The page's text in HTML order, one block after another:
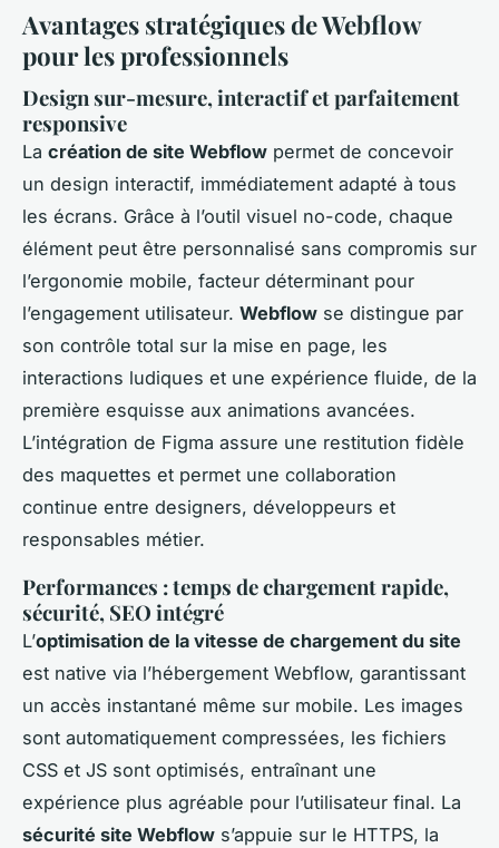
Avantages stratégiques de Webflow
pour les professionnels
Design sur-mesure, interactif et parfaitement
responsive
La création de site Webflow permet de concevoir
un design interactif, immédiatement adapté à tous
les écrans. Grâce à l’outil visuel no-code, chaque
élément peut être personnalisé sans compromis sur
l’ergonomie mobile, facteur déterminant pour
l’engagement utilisateur. Webflow se distingue par
son contrôle total sur la mise en page, les
interactions ludiques et une expérience fluide, de la
première esquisse aux animations avancées.
L’intégration de Figma assure une restitution fidèle
des maquettes et permet une collaboration
continue entre designers, développeurs et
responsables métier.
Performances : temps de chargement rapide,
sécurité, SEO intégré
L’optimisation de la vitesse de chargement du site
est native via l’hébergement Webflow, garantissant
un accès instantané même sur mobile. Les images
sont automatiquement compressées, les fichiers
CSS et JS sont optimisés, entraînant une
expérience plus agréable pour l’utilisateur final. La
sécurité site Webflow s’appuie sur le HTTPS, la